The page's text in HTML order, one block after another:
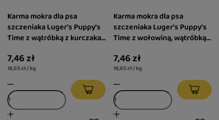
Karma mokra dla psa
szczeniaka Luger's Puppy's
Time z wątróbką z kurczaka,
400 g
7,46 zł
18,65 zł / kg
Karma mokra dla psa
szczeniaka Luger's Puppy's
Time z wołowiną, wątróbką z
7,46 zł
18,65 zł / kg